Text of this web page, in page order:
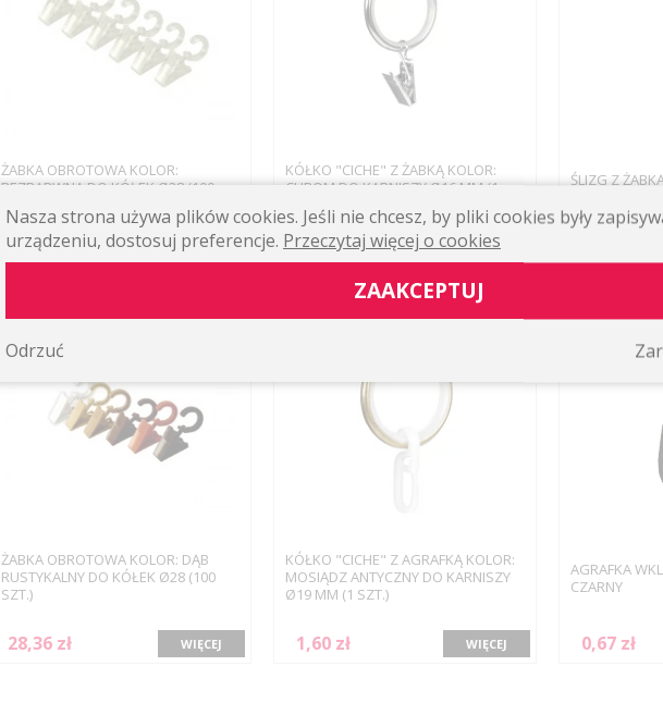
ŻABKA OBROTOWA KOLOR:
BEZBARWNA DO KÓŁEK Ø28 (100
4.0/ 1
36,71 zł WIĘCEJ
KÓŁKO "CICHE" Z ŻABKĄ KOLOR:
CHROM DO KARNISZY Ø16 MM (1
1,60 zł WIĘCEJ
ŚLIZG Z
ŻABKA OBROTOWA KOLOR: DĄB
RUSTYKALNY DO KÓŁEK Ø28 (100
SZT.)
28,36 zł WIĘCEJ
KÓŁKO "CICHE" Z AGRAFKĄ KOLOR:
MOSIĄDZ ANTYCZNY DO KARNISZY
Ø19 MM (1 SZT.)
1,60 zł WIĘCEJ
AGRAFKA
CZARNY
0,67 zł
Nasza strona używa plików cookies. Jeśli nie chcesz, by pliki cookies były
urządzeniu, dostosuj preferencje. Przeczytaj więcej o cookies
ZAAKCEPTUJ
Odrzuć